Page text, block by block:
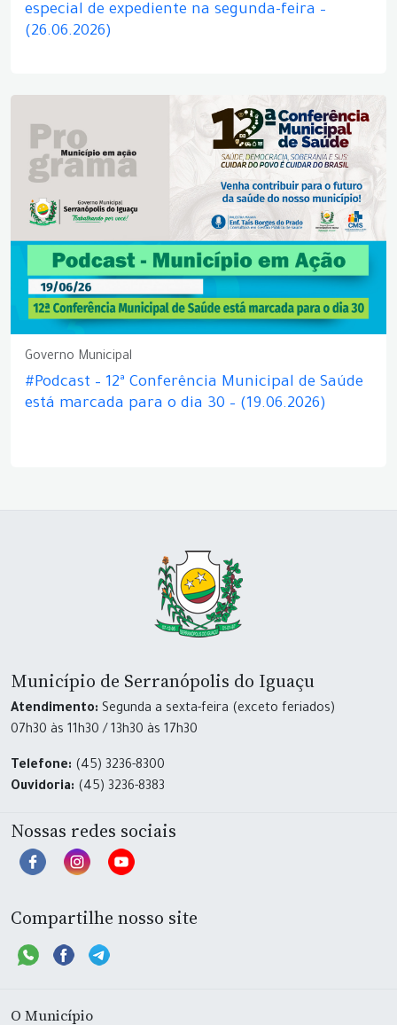
especial de expediente na segunda-feira –
(26.06.2026)
Governo Municipal
#Podcast – 12ª Conferência Municipal de Saúde
está marcada para o dia 30 – (19.06.2026)
Município de Serranópolis do Iguaçu
Atendimento: Segunda a sexta-feira (exceto feriados)
07h30 às 11h30 / 13h30 às 17h30
Telefone: (45) 3236-8300
Ouvidoria: (45) 3236-8383
Nossas redes sociais
Compartilhe nosso site
O Município